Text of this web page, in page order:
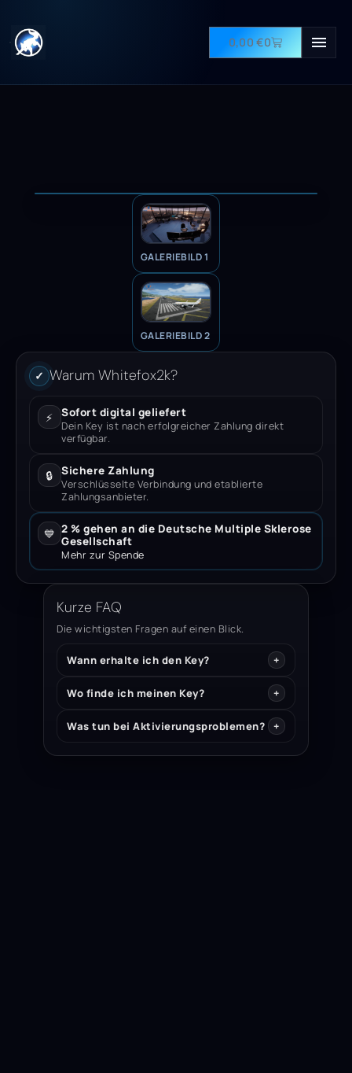
0,00€0
GALERIEBILD 1
GALERIEBILD 2
✓ Warum Whitefox2k?
⚡ Sofort digital geliefert
Dein Key ist nach erfolgreicher Zahlung direkt
verfügbar.
🔒 Sichere Zahlung
Verschlüsselte Verbindung und etablierte
Zahlungsanbieter.
💙 2 % gehen an die Deutsche Multiple Sklerose
Gesellschaft
Mehr zur Spende
Kurze FAQ
Die wichtigsten Fragen auf einen Blick.
Wann erhalte ich den Key?
Wo finde ich meinen Key?
Was tun bei Aktivierungsproblemen?